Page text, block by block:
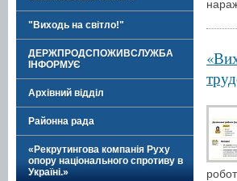
"Виходь на світло!"
ДЕРЖПРОДСПОЖИВСЛУЖБА
ІНФОРМУЄ
Архівний відділ
Районна рада
«Рекрутингова компанія Руху
опору національного спротиву в
Україні.»